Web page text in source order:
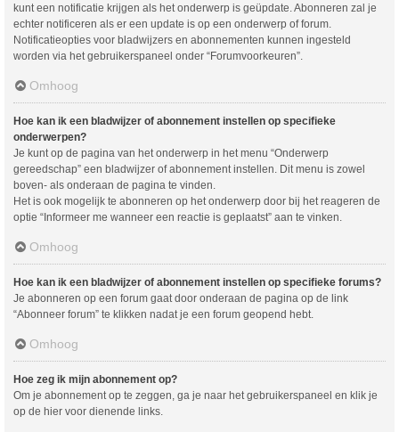
kunt een notificatie krijgen als het onderwerp is geüpdate. Abonneren zal je
echter notificeren als er een update is op een onderwerp of forum.
Notificatieopties voor bladwijzers en abonnementen kunnen ingesteld
worden via het gebruikerspaneel onder “Forumvoorkeuren”.
Omhoog
Hoe kan ik een bladwijzer of abonnement instellen op specifieke
onderwerpen?
Je kunt op de pagina van het onderwerp in het menu “Onderwerp
gereedschap” een bladwijzer of abonnement instellen. Dit menu is zowel
boven- als onderaan de pagina te vinden.
Het is ook mogelijk te abonneren op het onderwerp door bij het reageren de
optie “Informeer me wanneer een reactie is geplaatst” aan te vinken.
Omhoog
Hoe kan ik een bladwijzer of abonnement instellen op specifieke forums?
Je abonneren op een forum gaat door onderaan de pagina op de link
“Abonneer forum” te klikken nadat je een forum geopend hebt.
Omhoog
Hoe zeg ik mijn abonnement op?
Om je abonnement op te zeggen, ga je naar het gebruikerspaneel en klik je
op de hier voor dienende links.